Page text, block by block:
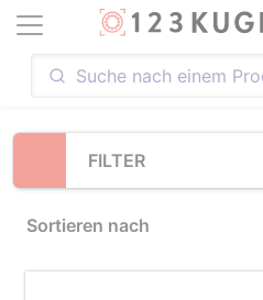
FILTER
Sortieren nach
Loading...